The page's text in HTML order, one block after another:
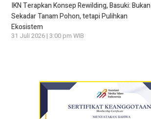
IKN Terapkan Konsep Rewilding, Basuki: Bukan
Sekadar Tanam Pohon, tetapi Pulihkan
Ekosistem
31 Juli 2026 | 3:00 pm WIB